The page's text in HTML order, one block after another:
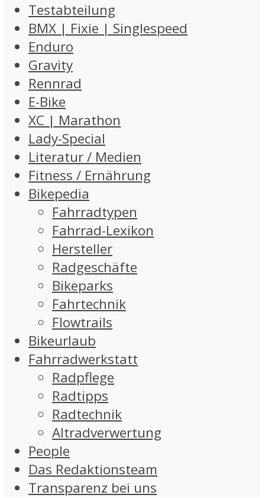
Testabteilung
BMX | Fixie | Singlespeed
Enduro
Gravity
Rennrad
E-Bike
XC | Marathon
Lady-Special
Literatur / Medien
Fitness / Ernährung
Bikepedia
Fahrradtypen
Fahrrad-Lexikon
Hersteller
Radgeschäfte
Bikeparks
Fahrtechnik
Flowtrails
Bikeurlaub
Fahrradwerkstatt
Radpflege
Radtipps
Radtechnik
Altradverwertung
People
Das Redaktionsteam
Transparenz bei uns